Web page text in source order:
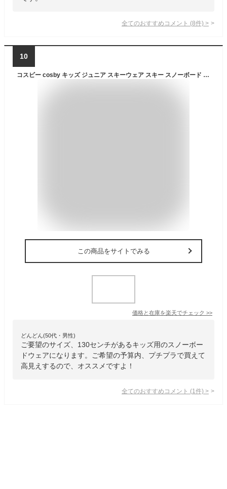
全てのおすすめコメント (8件) >
10
コスビー cosby キッズ ジュニア スキーウェア スキー スノーボード ボーイズ 雪遊び 130 140 150 160 上下セット CSB-3210 あす楽対応_北海道
この商品をサイトでみる
価格と在庫を楽天でチェック >>
どんどん(50代・男性)
ご要望のサイズ、130センチがあるキッズ用のスノーボー
ドウェアになります。ご希望の予算内、プチプラで買えて
高見えするので、オススメですよ！
全てのおすすめコメント (1 件) >